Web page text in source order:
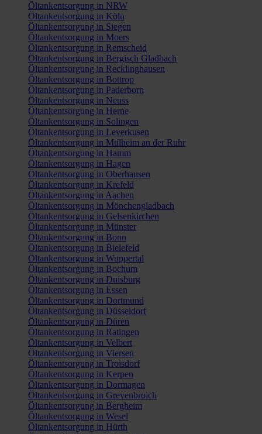
Öltankentsorgung in NRW
Öltankentsorgung in Köln
Öltankentsorgung in Siegen
Öltankentsorgung in Moers
Öltankentsorgung in Remscheid
Öltankentsorgung in Bergisch Gladbach
Öltankentsorgung in Recklinghausen
Öltankentsorgung in Bottrop
Öltankentsorgung in Paderborn
Öltankentsorgung in Neuss
Öltankentsorgung in Herne
Öltankentsorgung in Solingen
Öltankentsorgung in Leverkusen
Öltankentsorgung in Mülheim an der Ruhr
Öltankentsorgung in Hamm
Öltankentsorgung in Hagen
Öltankentsorgung in Oberhausen
Öltankentsorgung in Krefeld
Öltankentsorgung in Aachen
Öltankentsorgung in Mönchengladbach
Öltankentsorgung in Gelsenkirchen
Öltankentsorgung in Münster
Öltankentsorgung in Bonn
Öltankentsorgung in Bielefeld
Öltankentsorgung in Wuppertal
Öltankentsorgung in Bochum
Öltankentsorgung in Duisburg
Öltankentsorgung in Essen
Öltankentsorgung in Dortmund
Öltankentsorgung in Düsseldorf
Öltankentsorgung in Düren
Öltankentsorgung in Ratingen
Öltankentsorgung in Velbert
Öltankentsorgung in Viersen
Öltankentsorgung in Troisdorf
Öltankentsorgung in Kerpen
Öltankentsorgung in Dormagen
Öltankentsorgung in Grevenbroich
Öltankentsorgung in Bergheim
Öltankentsorgung in Wesel
Öltankentsorgung in Hürth